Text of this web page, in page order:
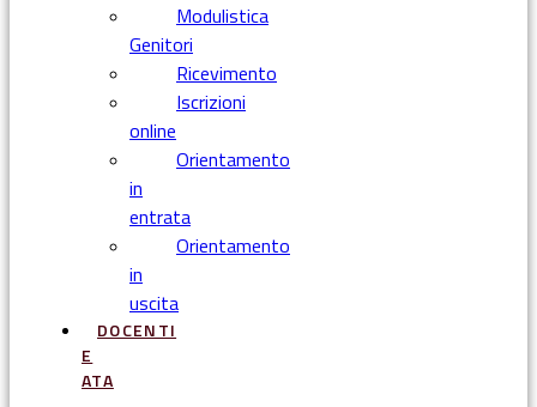
Modulistica
Genitori
Ricevimento
Iscrizioni
online
Orientamento
in
entrata
Orientamento
in
uscita
DOCENTI
E
ATA